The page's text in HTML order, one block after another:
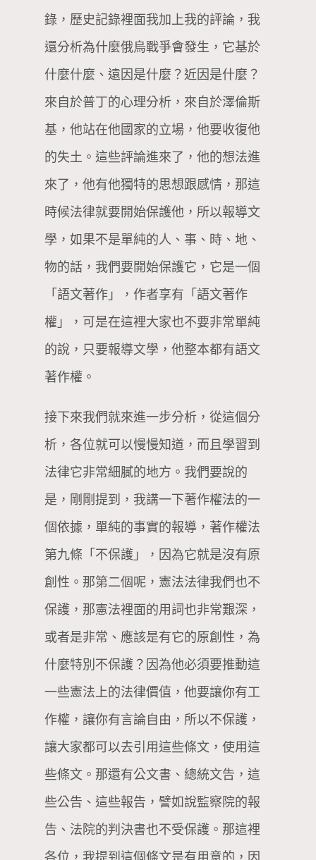
錄，歷史記錄裡面我加上我的評論，我
還分析為什麼俄烏戰爭會發生，它基於
什麼什麼、遠因是什麼？近因是什麼？
來自於普丁的心理分析，來自於澤倫斯
基，他站在他國家的立場，他要收復他
的失土。這些評論進來了，他的想法進
來了，他有他獨特的思想跟感情，那這
時候法律就要開始保護他，所以報導文
學，如果不是單純的人、事、時、地、
物的話，我們要開始保護它，它是一個
「語文著作」，作者享有「語文著作
權」，可是在這裡大家也不要非常單純
的說，只要報導文學，他整本都有語文
著作權。
接下來我們就來進一步分析，從這個分
析，各位就可以慢慢知道，而且學習到
法律它非常細膩的地方。我們要說的
是，剛剛提到，我講一下著作權法的一
個依據，單純的事實的報導，著作權法
第九條「不保護」，因為它就是沒有原
創性。那第二個呢，憲法法律我們也不
保護，那憲法裡面的用詞也非常艱深，
或者是非常、應該是有它的原創性，為
什麼特別不保護？因為他必須要推動這
一些憲法上的法律價值，他要讓你有工
作權，讓你有言論自由，所以不保護，
讓大家都可以去引用這些條文，使用這
些條文。那還有公文書、總統文告，這
些公告、這些報告，譬如說監察院的報
告、法院的判決書也不受保護。那這裡
各位，我提到這個條文是有用意的，因